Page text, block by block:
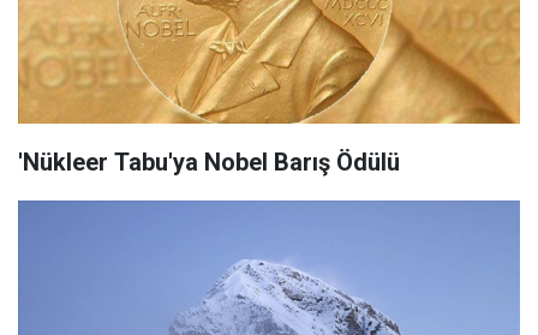
'Nükleer Tabu'ya Nobel Barış Ödülü